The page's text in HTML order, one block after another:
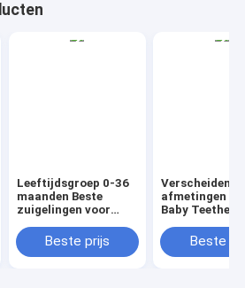
Leeftijdsgroep 0-36
maanden Beste
zuigelingen voor
Verschillende maten
Meerdere maten voor
Beste prijs
Verscheidene
afmetingen
Baby Teether
Houten
Ring
Beste